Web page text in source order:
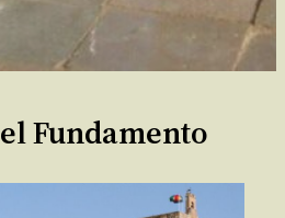
Fundamento